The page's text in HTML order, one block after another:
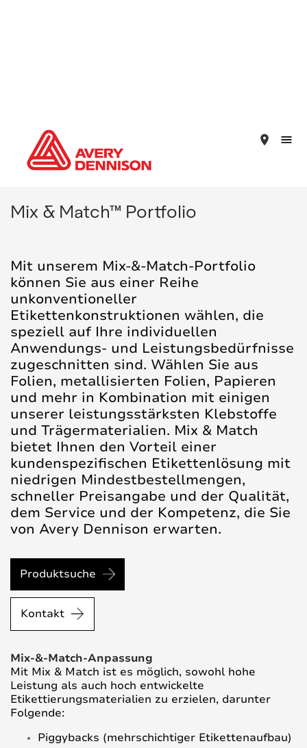
place
Mix & Match™ Portfolio
Mit unserem Mix-&-Match-Portfolio
können Sie aus einer Reihe
unkonventioneller
Etikettenkonstruktionen wählen, die
speziell auf Ihre individuellen
Anwendungs- und Leistungsbedürfnisse
zugeschnitten sind. Wählen Sie aus
Folien, metallisierten Folien, Papieren
und mehr in Kombination mit einigen
unserer leistungsstärksten Klebstoffe
und Trägermaterialien. Mix & Match
bietet Ihnen den Vorteil einer
kundenspezifischen Etikettenlösung mit
niedrigen Mindestbestellmengen,
schneller Preisangabe und der Qualität,
dem Service und der Kompetenz, die Sie
von Avery Dennison erwarten.
Produktsuche
Kontakt
Mix-&-Match-Anpassung
Mit Mix & Match ist es möglich, sowohl hohe
Leistung als auch hoch entwickelte
Etikettierungsmaterialien zu erzielen, darunter
Folgende:
Piggybacks (mehrschichtiger Etikettenaufbau)